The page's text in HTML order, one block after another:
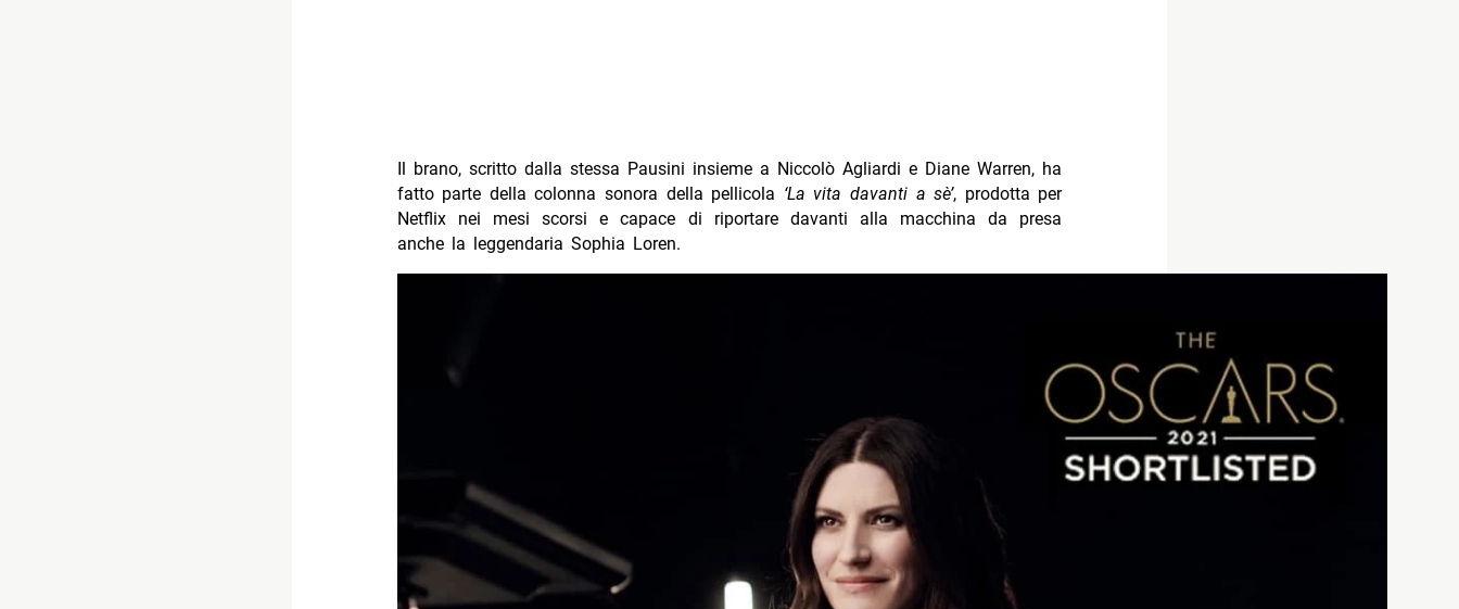
Il brano, scritto dalla stessa Pausini insieme a Niccolò Agliardi e Diane Warren, ha
fatto parte della colonna sonora della pellicola ‘La vita davanti a sè’, prodotta per
Netflix nei mesi scorsi e capace di riportare davanti alla macchina da presa
anche la leggendaria Sophia Loren.